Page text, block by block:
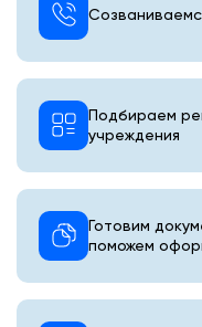
Подбираем
учреждения
Готовим
поможем